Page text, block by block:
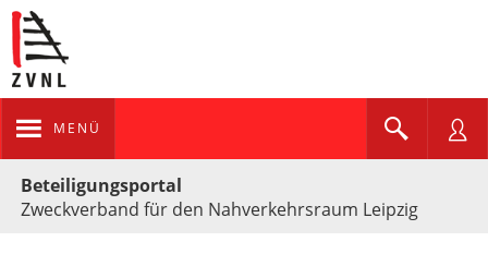
MENÜ
Beteiligungsportal
Zweckverband für den Nahverkehrsraum Leipzig